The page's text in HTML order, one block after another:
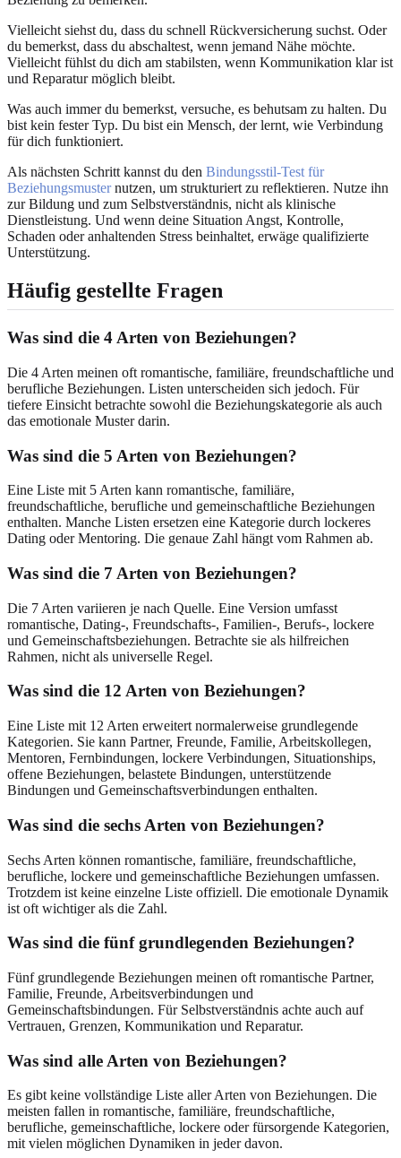
Vielleicht siehst du, dass du schnell Rückversicherung suchst. Oder
du bemerkst, dass du abschaltest, wenn jemand Nähe möchte.
Vielleicht fühlst du dich am stabilsten, wenn Kommunikation klar ist
und Reparatur möglich bleibt.
Was auch immer du bemerkst, versuche, es behutsam zu halten. Du
bist kein fester Typ. Du bist ein Mensch, der lernt, wie Verbindung
für dich funktioniert.
Als nächsten Schritt kannst du den Bindungsstil-Test für
Beziehungsmusternutzen, um strukturiert zu reflektieren. Nutze ihn
zur Bildung und zum Selbstverständnis, nicht als klinische
Dienstleistung. Und wenn deine Situation Angst, Kontrolle,
Schaden oder anhaltenden Stress beinhaltet, erwäge qualifizierte
Unterstützung.
Häufig gestellte Fragen
Was sind die 4 Arten von Beziehungen?
Die 4 Arten meinen oft romantische, familiäre, freundschaftliche und
berufliche Beziehungen. Listen unterscheiden sich jedoch. Für
tiefere Einsicht betrachte sowohl die Beziehungskategorie als auch
das emotionale Muster darin.
Was sind die 5 Arten von Beziehungen?
Eine Liste mit 5 Arten kann romantische, familiäre,
freundschaftliche, berufliche und gemeinschaftliche Beziehungen
enthalten. Manche Listen ersetzen eine Kategorie durch lockeres
Dating oder Mentoring. Die genaue Zahl hängt vom Rahmen ab.
Was sind die 7 Arten von Beziehungen?
Die 7 Arten variieren je nach Quelle. Eine Version umfasst
romantische, Dating-, Freundschafts-, Familien-, Berufs-, lockere
und Gemeinschaftsbeziehungen. Betrachte sie als hilfreichen
Rahmen, nicht als universelle Regel.
Was sind die 12 Arten von Beziehungen?
Eine Liste mit 12 Arten erweitert normalerweise grundlegende
Kategorien. Sie kann Partner, Freunde, Familie, Arbeitskollegen,
Mentoren, Fernbindungen, lockere Verbindungen, Situationships,
offene Beziehungen, belastete Bindungen, unterstützende
Bindungen und Gemeinschaftsverbindungen enthalten.
Was sind die sechs Arten von Beziehungen?
Sechs Arten können romantische, familiäre, freundschaftliche,
berufliche, lockere und gemeinschaftliche Beziehungen umfassen.
Trotzdem ist keine einzelne Liste offiziell. Die emotionale Dynamik
ist oft wichtiger als die Zahl.
Was sind die fünf grundlegenden Beziehungen?
Fünf grundlegende Beziehungen meinen oft romantische Partner,
Familie, Freunde, Arbeitsverbindungen und
Gemeinschaftsbindungen. Für Selbstverständnis achte auch auf
Vertrauen, Grenzen, Kommunikation und Reparatur.
Was sind alle Arten von Beziehungen?
Es gibt keine vollständige Liste aller Arten von Beziehungen. Die
meisten fallen in romantische, familiäre, freundschaftliche,
berufliche, gemeinschaftliche, lockere oder fürsorgende Kategorien,
mit vielen möglichen Dynamiken in jeder davon.